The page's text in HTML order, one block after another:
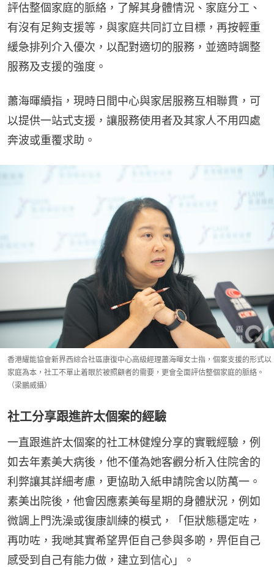
評估整個家庭的脈絡，了解其身體情況、家庭分工、
有沒有足夠支援等，與家庭共同訂立目標，再按輕重
緩急排列介入優次，以配對適切的服務，並適時調整
服務及支援的強度。
蕭海暉續指，現時日間中心與家居服務互相聯貫，可
以提供一站式支援，讓服務使用者及其家人不用四處
奔波或重覆求助。
香港耀能協會新界西綜合社區康復中心高級經理蕭海暉女士指，個案支援的形式以
家庭為本，社工不單止着眼於被照顧者的需要，更會全面評估整個家庭的脈絡。
（梁鵬威攝）
社工分享跟進許太個案的經驗
一直跟進許太個案的社工林健煌分享的實戰經驗，例
如去年素美大病後，他不僅為她客觀分析入住院舍的
利弊讓其詳細考慮，更協助入紙申請院舍以防萬一。
素美出院後，他會因應素美每星期的身體狀況，例如
微調上門洗澡或復康訓練的模式，「佢狀態穩定咗，
再叻咗，我哋其實希望畀佢自己參與多啲，畀佢自己
感受到自己有能力做，建立到信心」。